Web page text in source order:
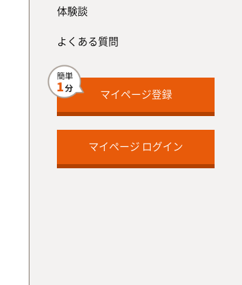
体験談
よくある質問
マイページ登録
マイページ ログイン